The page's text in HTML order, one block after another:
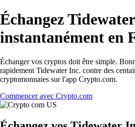
Échangez
instantanément en
Échanger vos cryptos doit être simple.
rapidement Tidewater Inc. contre des
cryptomonnaies sur l'app Crypto.com.
Commencer avec Crypto.com